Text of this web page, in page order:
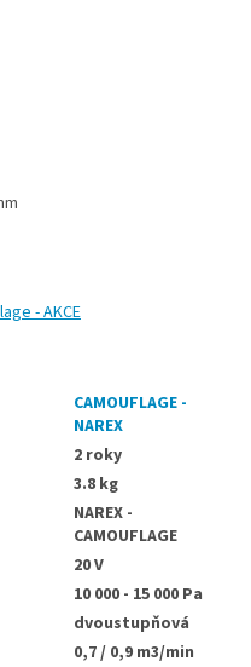
- AKCE
CAMOUFLAGE -
NAREX
2 roky
3.8 kg
NAREX -
CAMOUFLAGE
20 V
10 000 - 15 000 Pa
dvoustupňová
0,7 / 0,9 m3/min